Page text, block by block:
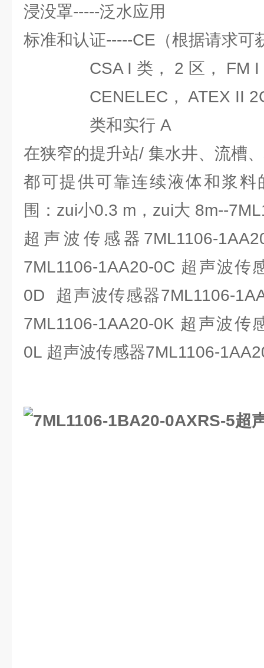
浸没罩-----泛水应用
标准和认证-----CE（根据请求可
CSA I 类， 2 区， FM I
CENELEC， ATEX II 2G
类和实行 A
在狭窄的提升站/ 集水井、流槽
都可提供可靠连续液体和浆料
围：zui小0.3 m，zui大 8m--
超声波传感器7ML1106-
7ML1106-1AA20-0C 超声波传
0D 超声波传感器7ML1106-
7ML1106-1AA20-0K 超声波传
0L 超声波传感器7ML1106-